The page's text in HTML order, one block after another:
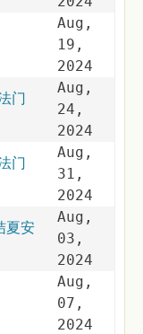
Aug,
19,
2024
门
Aug,
24,
2024
门
Aug,
31,
2024
夏安
Aug,
03,
2024
Aug,
07,
2024